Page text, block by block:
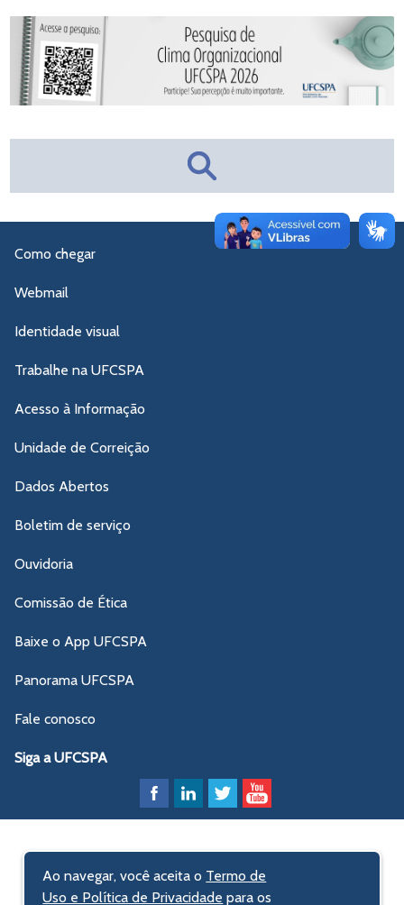
Como chegar
Webmail
Identidade visual
Trabalhe na UFCSPA
Acesso à Informação
Unidade de Correição
Dados Abertos
Boletim de serviço
Ouvidoria
Comissão de Ética
Baixe o App UFCSPA
Panorama UFCSPA
Fale conosco
Siga a UFCSPA
Ao navegar, você aceita o Termo de
Uso e Política de Privacidade para os